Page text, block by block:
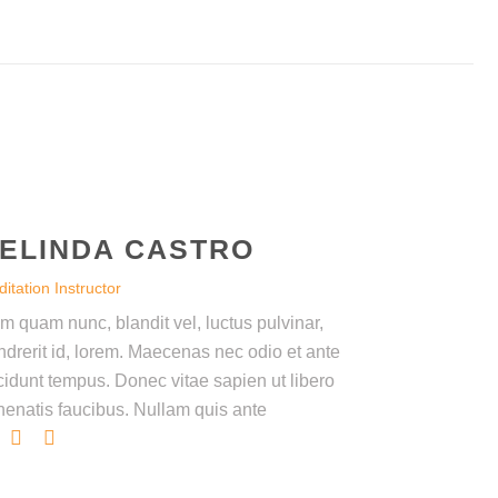
CASTRO
Instructor
quam nunc, blandit vel, luctus pulvinar,
id, lorem. Maecenas nec odio et ante
tempus. Donec vitae sapien ut libero
faucibus. Nullam quis ante